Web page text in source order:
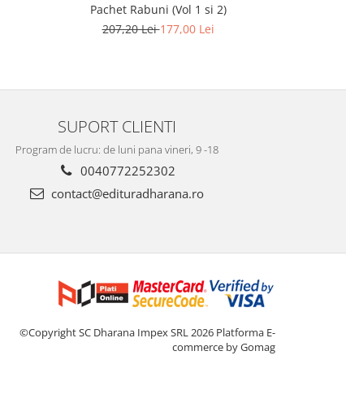
Pachet Rabuni (Vol 1 si 2)
207,20 Lei177,00 Lei
SUPORT CLIENTI
Program de lucru: de luni pana vineri, 9 -18
0040772252302
contact@edituradharana.ro
©Copyright SC Dharana Impex SRL 2026 Platforma E-
commerce by Gomag